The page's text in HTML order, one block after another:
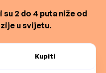
2 do 4 puta niže od
u svijetu.
Kupiti